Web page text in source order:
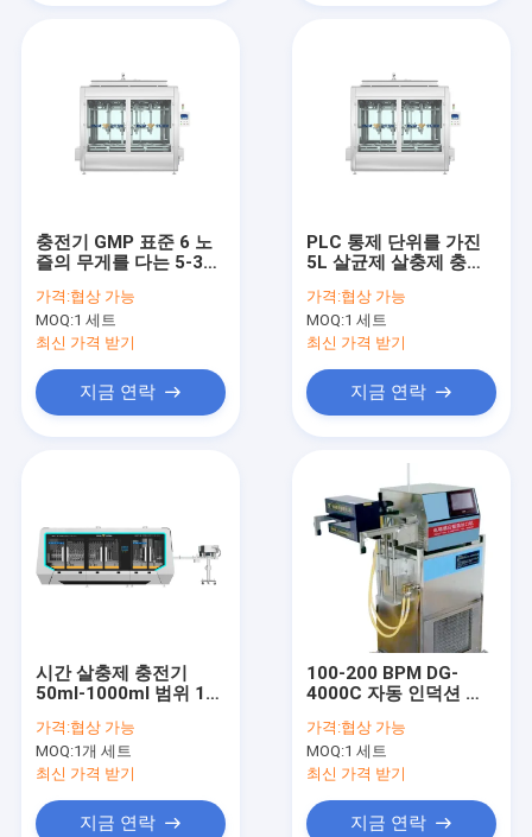
우리에 대하여
인용문을 요구하세요
FAQ
충전기 GMP 표준 6 노
즐의 무게를 다는 5-30L
가격:협상 가능
MOQ:1 세트
최신 가격 받기
지금 연락
PLC 통제 단위를 가진
5L 살균제 살충제 충전
가격:협상 가능
MOQ:1 세트
최신 가격 받기
지금 연락
시간 살충제 충전기
50ml-1000ml 범위 16
가격:협상 가능
MOQ:1개 세트
최신 가격 받기
지금 연락
100-200 BPM DG-
4000C 자동 인덕션 밀
가격:협상 가능
MOQ:1 세트
최신 가격 받기
지금 연락